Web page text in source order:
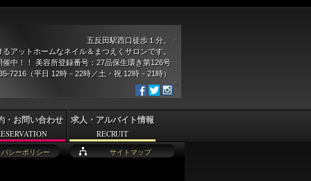
バシーポリシー サイトマップ
五反田駅西口徒歩１分。
アットホームなネイル＆まつえくサロンです。
中！！ 美容所登録番号：27品保生環き第126号
（平日 12時－22時／土・祝 12時－21時）
・お問い合わせ 求人・アルバイト情報
RECRUIT